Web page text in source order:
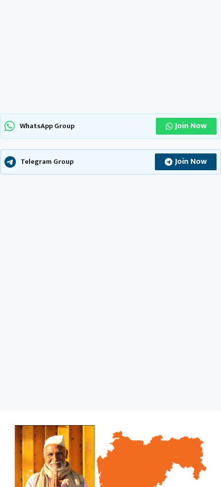
WhatsApp Group Join Now
Telegram Group Join Now